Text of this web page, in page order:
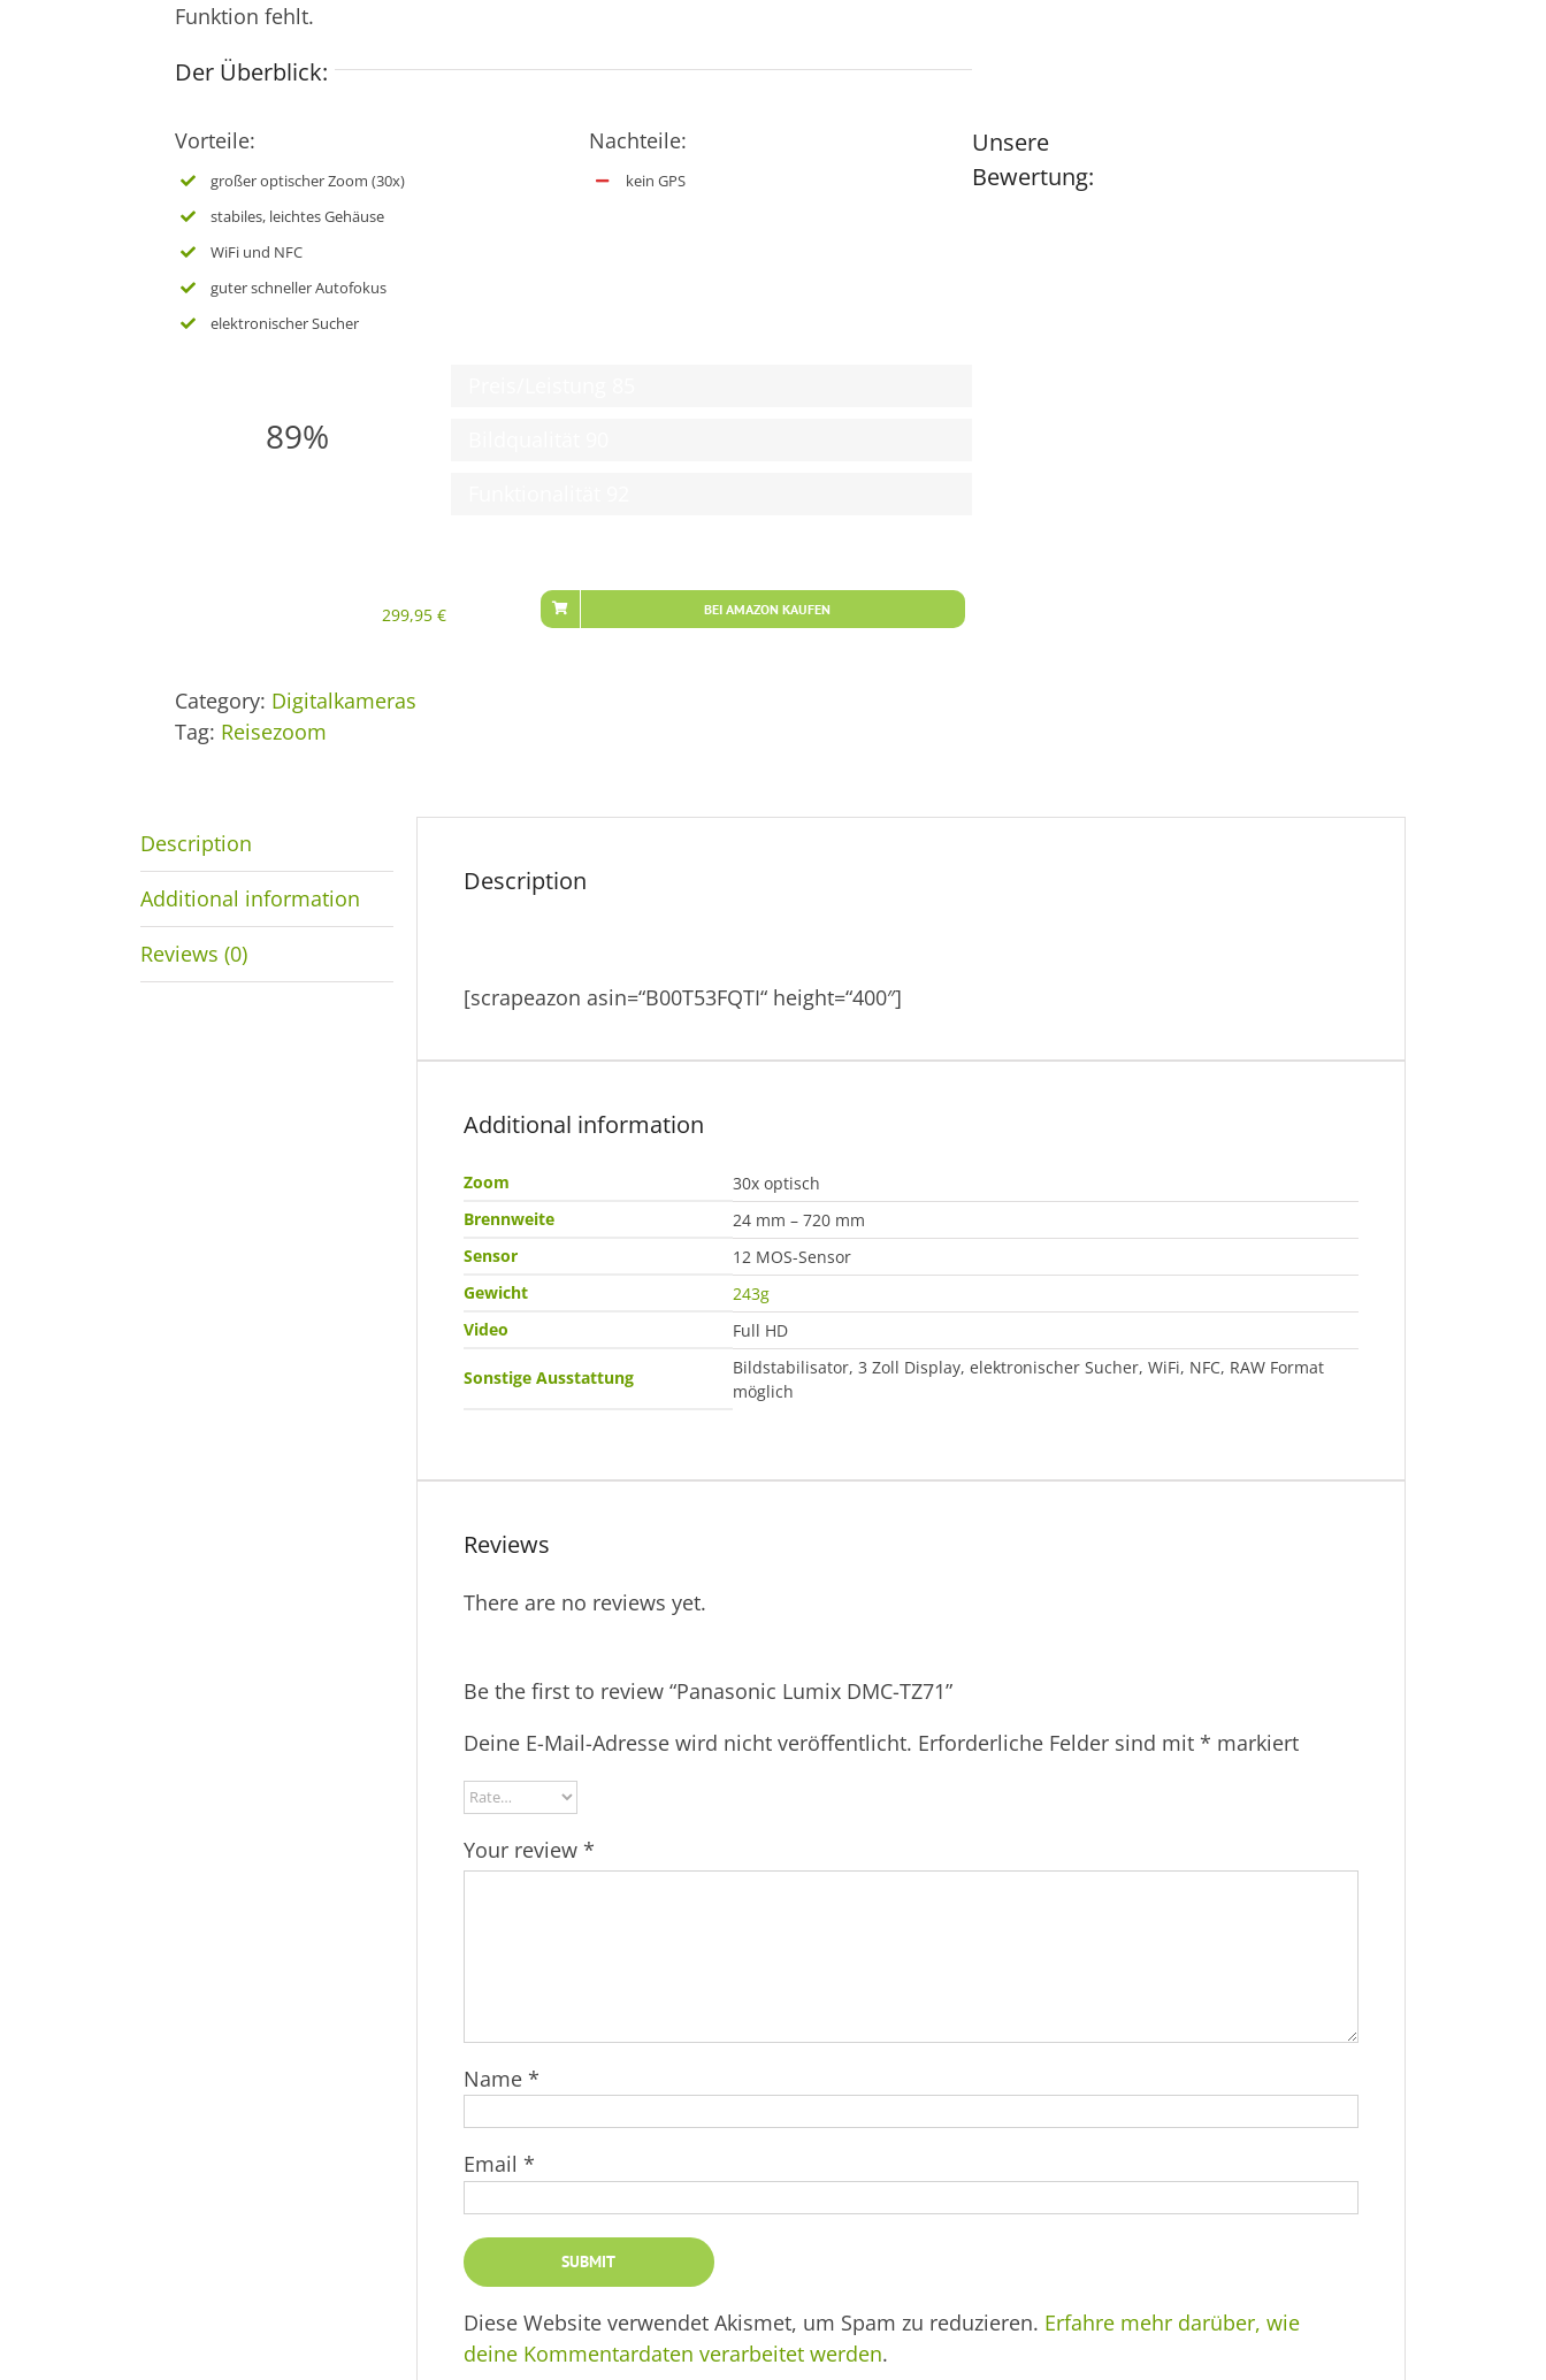
Funktion fehlt.
Der Überblick:
Vorteile:
großer optischer Zoom (30x)
stabiles, leichtes Gehäuse
WiFi und NFC
guter schneller Autofokus
elektronischer Sucher
Nachteile:
kein GPS
Unsere
Bewertung:
89%
299,95 € BEI AMAZON KAUFEN
Category: Digitalkameras
Tag: Reisezoom
Description
Additional information
Reviews (0)
Description
[scrapeazon asin=“B00T53FQTI“ height=“400″]
Additional information
Zoom
30x optisch
Brennweite
24 mm – 720 mm
Sensor
12 MOS-Sensor
Gewicht
243g
Video
Full HD
Sonstige Ausstattung
Bildstabilisator, 3 Zoll Display, elektronischer Sucher, WiFi, NFC, RAW Format
möglich
Reviews
There are no reviews yet.
Be the first to review “Panasonic Lumix DMC-TZ71”
Deine E-Mail-Adresse wird nicht veröffentlicht. Erforderliche Felder sind mit * markiert
Your review *
Name *
Email *
Diese Website verwendet Akismet, um Spam zu reduzieren. Erfahre mehr darüber, wie
deine Kommentardaten verarbeitet werden.